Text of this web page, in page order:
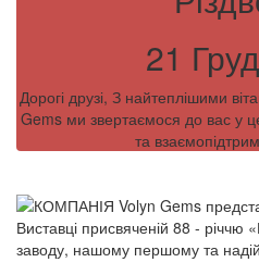
21
Дорогі друзі, З найтеплішими
Gems ми звертаємося до вас у
та